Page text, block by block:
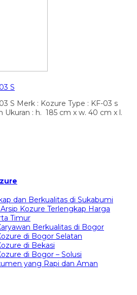
S
S Merk : Kozure Type : KF-03 s
Ukuran : h. 185 cm x w. 40 cm x l.
dan Berkualitas di Sukabumi
Kozure Terlengkap Harga
Timur
Berkualitas di Bogor
di Bogor Selatan
di Bekasi
di Bogor – Solusi
yang Rapi dan Aman